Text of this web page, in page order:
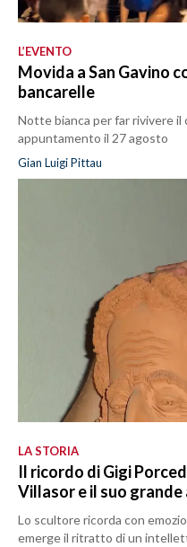
L’EVENTO
Movida a San Gavino
bancarelle
Notte bianca per far rivivere
appuntamento il 27 agosto
Gian Luigi Pittau
LA STORIA
Il ricordo di Gigi
Villasor e il suo grande
Lo scultore ricorda con
emerge il ritratto di un